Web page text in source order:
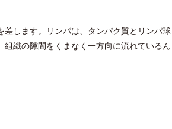
差します。リンパは、タンパク質とリンパ球
組織の隙間をくまなく一方向に流れているん